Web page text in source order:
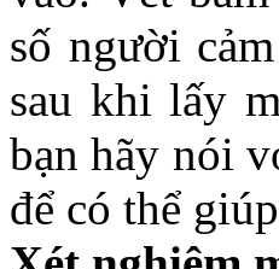
số người
sau khi lấy
bạn hãy nói
để có thể